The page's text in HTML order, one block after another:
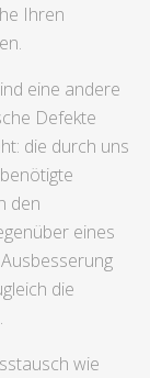
Ihren
eine andere
Defekte
die durch uns
den
eines
die
wie